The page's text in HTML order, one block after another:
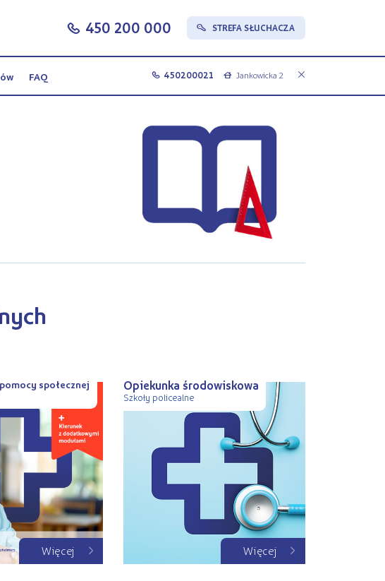
FAQ
c 450 200 000 s STREFA SŁUCHACZA
c 450200021 a Jankowicka 2
społecznej
Więcej
Opiekunka środowiskowa
Szkoły policealne
Więcej